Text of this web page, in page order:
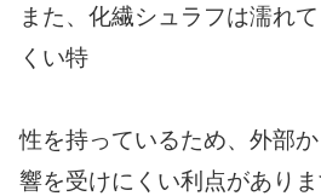
また、化繊シュラフは濡れ
くい特
性を持っているため、外部
響を受けにくい利点がありま